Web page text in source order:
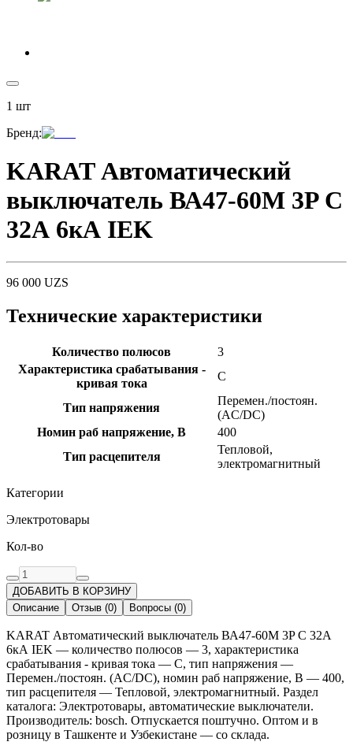
1 шт
Бренд:
KARAT Автоматический
выключатель ВА47-60M 3P C
32А 6кА IEK
96 000 UZS
Технические характеристики
Количество полюсов
3
Характеристика срабатывания -
кривая тока
C
Тип напряжения
Перемен./постоян.
(AC/DC)
Номин раб напряжение, В
400
Тип расцепителя
Тепловой,
электромагнитный
Категории
Электротовары
Кол-во
ДОБАВИТЬ В КОРЗИНУ
Описание
Отзыв (0) Вопросы (0)
KARAT Автоматический выключатель ВА47-60M 3P C 32А
6кА IEK — количество полюсов — 3, характеристика
срабатывания - кривая тока — C, тип напряжения —
Перемен./постоян. (AC/DC), номин раб напряжение, В — 400,
тип расцепителя — Тепловой, электромагнитный. Раздел
каталога: Электротовары, автоматические выключатели.
Производитель: bosch. Отпускается поштучно. Оптом и в
розницу в Ташкенте и Узбекистане — со склада.